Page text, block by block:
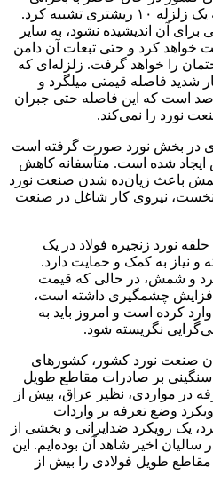
روبرو است که می‌توان آن را به یک زلزله ۱۰ ریشتری تشبیه کرد.
علاجی برای آن اندیشیده نشود، به سایر
خواهد کرد و حتی تبعات آن دامن
را خواهد گرفت. زلزله‌ای که
شدید فاصله قیمتی میلگرد و
رسیدن آن به ۲ تا ۳ درصد است که این فاصله حتی جبران
نورد را نمی‌کند.
در بخش نورد صورت گرفته است
ایجاد شده است. متأسفانه کاهش
باعث زیان‌ده شدن صنعت نورد
نیروی کار شاغل در صنعت
۱۰ ریشتری، حلقه نورد زنجیره فولاد در یک
نیاز به کمک و حمایت دارد.
و شمش، در حالی که قیمت
چشمگیری داشته است،
کرده است و امروز باید به
نگریسته شود.
صنعت نورد کشور، کشورهای
سنگینی بر صادرات مقاطع طویل
در مواردی، نظیر عراق، بیش از
وضع تعرفه بر واردات
یک رویکرد ضدایرانی و بخشی از
اخیر شاهد آن بوده‌ایم. این
طویل فولادی را بیش از